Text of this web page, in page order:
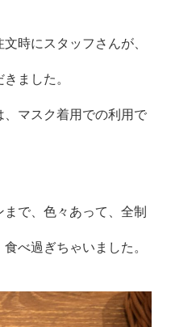
時にスタッフさんが、
ました。
マスク着用での利用で
で、色々あって、全制
べ過ぎちゃいました。